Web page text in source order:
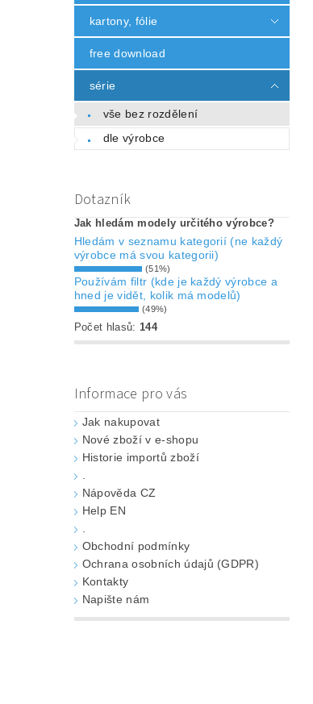
kartony, fólie
free download
série
vše bez rozdělení
dle výrobce
Dotazník
Jak hledám modely určitého výrobce?
Hledám v seznamu kategorií (ne každý
výrobce má svou kategorii)
(51%)
Používám filtr (kde je každý výrobce a
hned je vidět, kolik má modelů)
(49%)
Počet hlasů: 144
Informace pro vás
Jak nakupovat
Nové zboží v e-shopu
Historie importů zboží
Nápověda CZ
Help EN
Obchodní podmínky
Ochrana osobních údajů (GDPR)
Kontakty
Napište nám